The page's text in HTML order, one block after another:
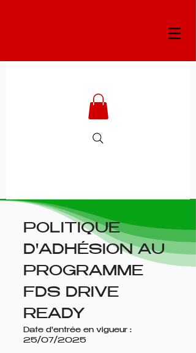
POLITIQUE
D'ADHÉSION AU
PROGRAMME
FDS DRIVE
READY
Date d'entrée en vigueur :
25/07/2025